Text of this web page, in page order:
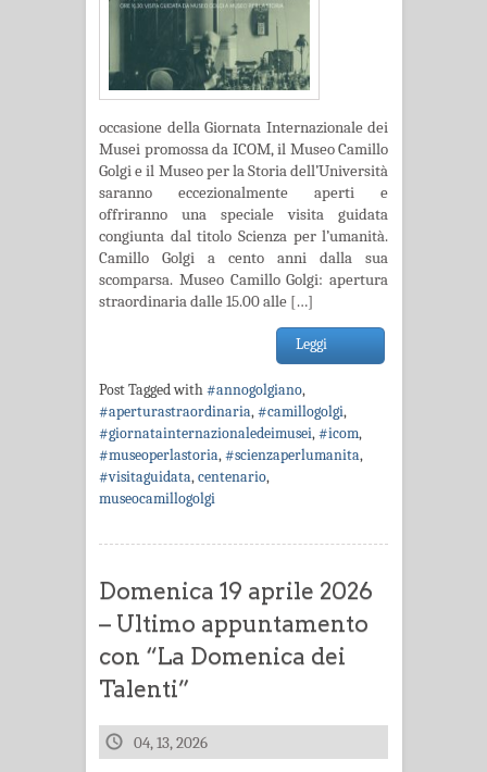
occasione della Giornata Internazionale dei
Musei promossa da ICOM, il Museo Camillo
Golgi e il Museo per la Storia dell’Università
saranno eccezionalmente aperti e
offriranno una speciale visita guidata
congiunta dal titolo Scienza per l’umanità.
Camillo Golgi a cento anni dalla sua
scomparsa. Museo Camillo Golgi: apertura
straordinaria dalle 15.00 alle […]
Leggi
Post Tagged with#annogolgiano,
#aperturastraordinaria,#camillogolgi,
#giornatainternazionaledeimusei,#icom,
#museoperlastoria,#scienzaperlumanita,
#visitaguidata,centenario,
museocamillogolgi
Domenica 19 aprile 2026
– Ultimo appuntamento
con “La Domenica dei
Talenti”
04, 13, 2026